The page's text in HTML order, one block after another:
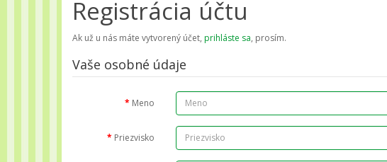
Registrácia účtu
Ak už u nás máte vytvorený účet, prihláste sa, prosím.
Vaše osobné údaje
Meno
Priezvisko